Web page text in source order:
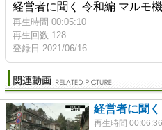
経営者に聞く 令和編 マルモ
再生時間 00:05:10
再生回数 128
登録日 2021/06/16
経営者に聞
再生時間 00:06:36